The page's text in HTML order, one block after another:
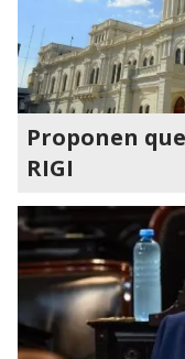
Proponen
RIGI